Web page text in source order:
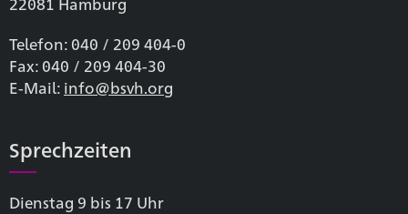
Telefon: 040 / 209 404-0
Fax: 040 / 209 404-30
E-Mail: info@bsvh.org
Sprechzeiten
Dienstag 9 bis 17 Uhr